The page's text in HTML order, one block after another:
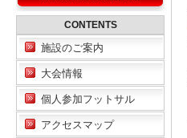
CONTENTS
施設のご案内
大会情報
個人参加フットサル
アクセスマップ